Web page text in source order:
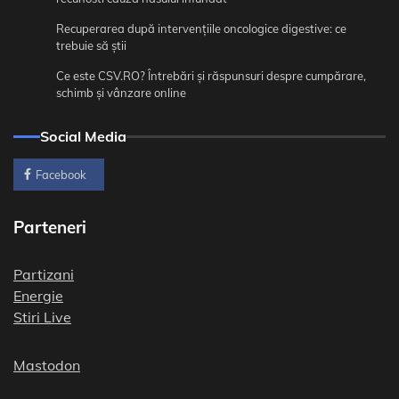
Recuperarea după intervențiile oncologice digestive: ce
trebuie să știi
Ce este CSV.RO? Întrebări și răspunsuri despre cumpărare,
schimb și vânzare online
Social Media
Facebook
Parteneri
Partizani
Energie
Stiri Live
Mastodon